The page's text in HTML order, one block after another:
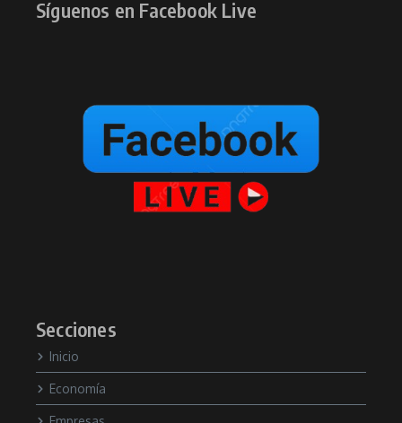
Síguenos en Facebook Live
Secciones
Inicio
Economía